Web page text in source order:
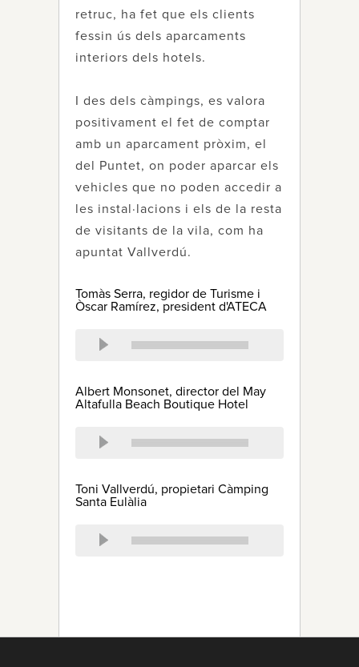
retruc, ha fet que els clients
fessin ús dels aparcaments
interiors dels hotels.
I des dels càmpings, es valora
positivament el fet de comptar
amb un aparcament pròxim, el
del Puntet, on poder aparcar els
vehicles que no poden accedir a
les instal·lacions i els de la resta
de visitants de la vila, com ha
apuntat Vallverdú.
Tomàs Serra, regidor de Turisme i
Òscar Ramírez, president d'ATECA
Albert Monsonet, director del May
Altafulla Beach Boutique Hotel
Toni Vallverdú, propietari Càmping
Santa Eulàlia